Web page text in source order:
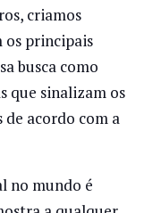
criamos
principais
busca como
que sinalizam os
acordo com a
no mundo é